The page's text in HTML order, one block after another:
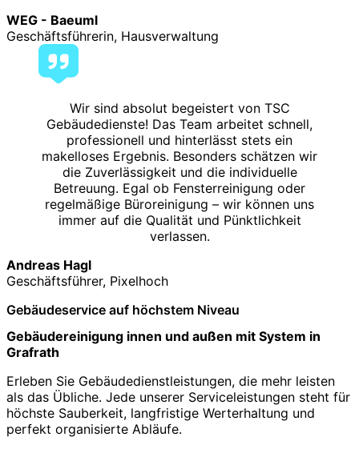
WEG - Baeuml
Geschäftsführerin, Hausverwaltung
Wir sind absolut begeistert von TSC
Gebäudedienste! Das Team arbeitet schnell,
professionell und hinterlässt stets ein
makelloses Ergebnis. Besonders schätzen wir
die Zuverlässigkeit und die individuelle
Betreuung. Egal ob Fensterreinigung oder
regelmäßige Büroreinigung – wir können uns
immer auf die Qualität und Pünktlichkeit
verlassen.
Andreas Hagl
Geschäftsführer, Pixelhoch
Gebäudeservice auf höchstem Niveau
Gebäudereinigung innen und außen mit System in
Grafrath
Erleben Sie Gebäudedienstleistungen, die mehr leisten
als das Übliche. Jede unserer Serviceleistungen steht für
höchste Sauberkeit, langfristige Werterhaltung und
perfekt organisierte Abläufe.